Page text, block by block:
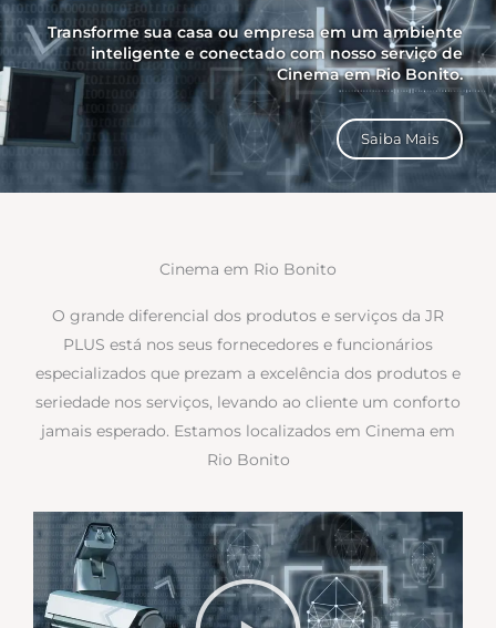
Transforme sua casa ou empresa em um ambiente
inteligente e conectado com nosso serviço de
Cinema em Rio Bonito.
Saiba Mais
Cinema em Rio Bonito
O grande diferencial dos produtos e serviços da JR
PLUS está nos seus fornecedores e funcionários
especializados que prezam a excelência dos produtos e
seriedade nos serviços, levando ao cliente um conforto
jamais esperado. Estamos localizados em Cinema em
Rio Bonito